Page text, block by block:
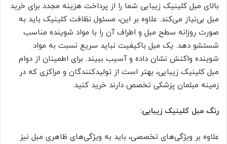
بالای مبل کلینیک زیبایی شما را از پرداخت هزینه مجدد برای خرید
مبل بی‌نیاز می‌کند. علاوه بر این، مسئول نظافت کلینیک باید به
صورت روزانه سطح مبل و اطراف آن را با مواد شوینده مناسب
شستشو دهد. یک مبل باکیفیت نباید سریع نسبت به مواد
شوینده واکنش نشان داده و آسیب ببیند. برای اطمینان از دوام
مبل کلینیک زیبایی، بهتر است از تولیدکنندگان و مراکزی که در
زمینه مبلمان پزشکی تخصص دارند خرید کنید.
رنگ مبل کلینیک زیبایی:
علاوه بر ویژگی‌های تخصصی، باید به ویژگی‌های ظاهری مبل نیز